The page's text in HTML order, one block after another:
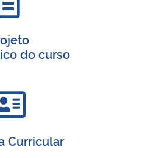
do curso
Curricular